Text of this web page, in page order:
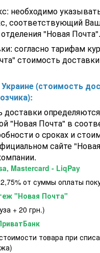
Hayward ProSide
для бассейна PRAGA
D 1400 мм
выс. 22 мм., шир.
белый (53 шт/м.п.)
необходимо
соответствующий
"Новая Почта".
согласно тарифам
стоимость доставки
(стоимость
доставки
"Новая Почта" в
о сроках и
сайте
Mastercard - LiqPay
от суммы оплаты
"Новая Почта"
+ 20 грн.)
товара при